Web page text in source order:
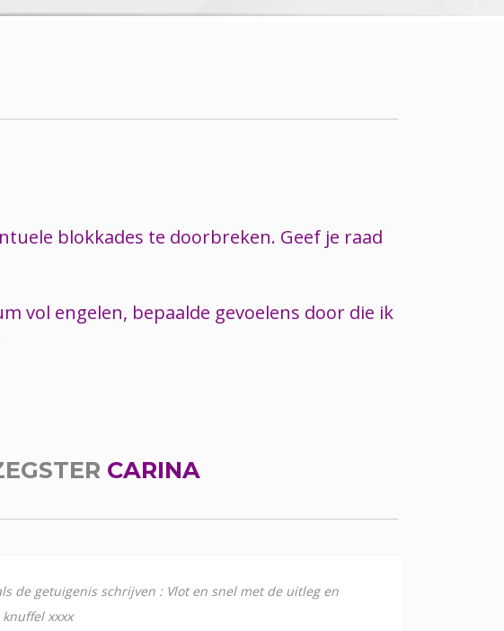
blokkades te doorbreken. Geef je raad
vol engelen, bepaalde gevoelens door die ik
CARINA
de getuigenis schrijven : Vlot en snel met de uitleg en
xxxx